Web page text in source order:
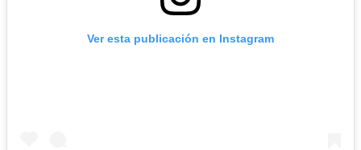
Ver esta publicación en Instagram